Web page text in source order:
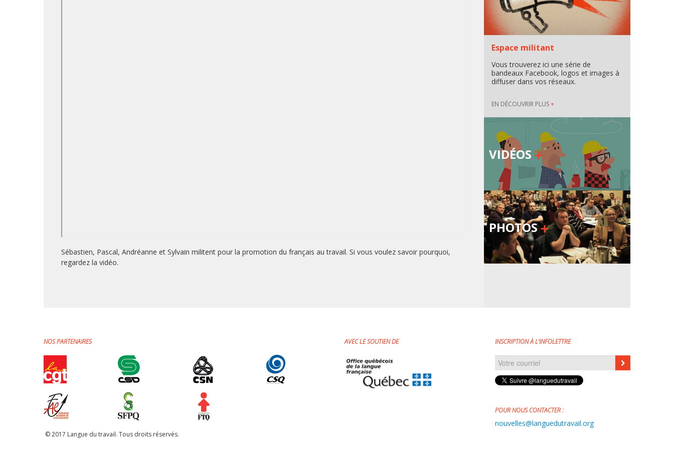
Sébastien, Pascal, Andréanne et Sylvain militent pour la promotion du français au travail. Si vous voulez savoir pourquoi,
regardez la vidéo.
Espace militant
Vous trouverez ici une série de
bandeaux Facebook, logos et images à
diffuser dans vos réseaux.
EN DÉCOUVRIR PLUS+
VIDÉOS
PHOTOS
NOS PARTENAIRES AVEC LE SOUTIEN DE INSCRIPTION À L'INFOLETTRE
Courriel
*
POUR NOUS CONTACTER :
nouvelles@languedutravail.org
© 2017 Langue du travail. Tous droits réservés.